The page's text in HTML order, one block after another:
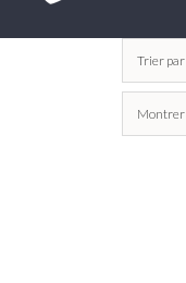
Trier par
Montrer